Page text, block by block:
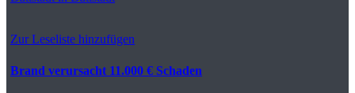
Zur Leseliste hinzufügen
Brand verursacht 11.000 € Schaden